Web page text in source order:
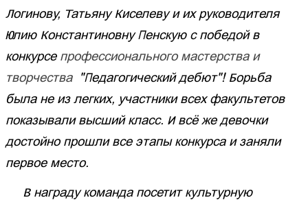
Логинову, Татьяну Киселеву и их руководителя
Юлию Константиновну Пенскую с победой в
конкурсе профессионального мастерства и
творчества "Педагогический дебют"! Борьба
была не из легких, участники всех факультетов
показывали высший класс. И всё же девочки
достойно прошли все этапы конкурса и заняли
первое место.
В награду команда посетит культурную